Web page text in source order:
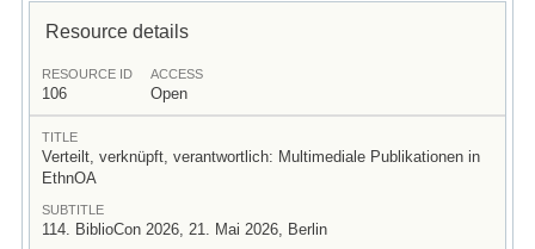
Resource details
RESOURCE ID
106
ACCESS
Open
TITLE
Verteilt, verknüpft, verantwortlich: Multimediale Publikationen in
EthnOA
SUBTITLE
114. BiblioCon 2026, 21. Mai 2026, Berlin